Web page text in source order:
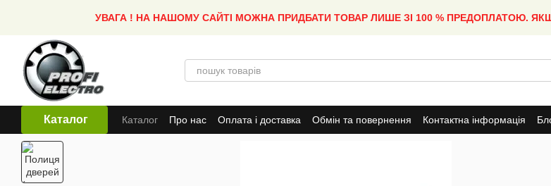
УВАГА ! НА НАШОМУ САЙТІ МОЖНА ПРИДБАТИ ТОВАР ЛИШЕ ЗІ 100 % ПРЕДОПЛАТОЮ.
Каталог Каталог Про нас Оплата і доставка Обмін та повернення Контактна інформація